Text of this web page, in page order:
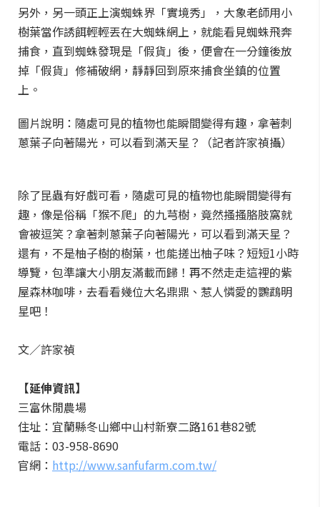
另外，另一頭正上演蜘蛛界「實境秀」，大象老師用小
樹葉當作誘餌輕輕丟在大蜘蛛網上，就能看見蜘蛛飛奔
捕食，直到蜘蛛發現是「假貨」後，便會在一分鐘後放
掉「假貨」修補破網，靜靜回到原來捕食坐鎮的位置
上。
圖片說明：隨處可見的植物也能瞬間變得有趣，拿著刺
蔥葉子向著陽光，可以看到滿天星？（記者許家禎攝）
除了昆蟲有好戲可看，隨處可見的植物也能瞬間變得有
趣，像是俗稱「猴不爬」的九芎樹，竟然搔搔胳肢窩就
會被逗笑？拿著刺蔥葉子向著陽光，可以看到滿天星？
還有，不是柚子樹的樹葉，也能搓出柚子味？短短1小時
導覽，包準讓大小朋友滿載而歸！再不然走走這裡的紫
屋森林咖啡，去看看幾位大名鼎鼎、惹人憐愛的鸚鵡明
星吧！
文／許家禎
【延伸資訊】
三富休閒農場
住址：宜蘭縣冬山鄉中山村新寮二路161巷82號
電話：03-958-8690
官網： http://www.sanfufarm.com.tw/